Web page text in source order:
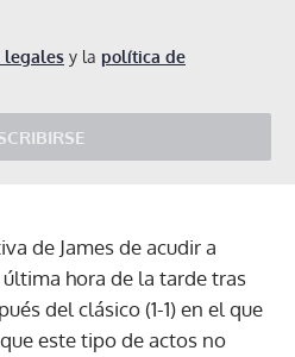
legales y la política de
de James de acudir a
hora de la tarde tras
del clásico (1-1) en el que
este tipo de actos no